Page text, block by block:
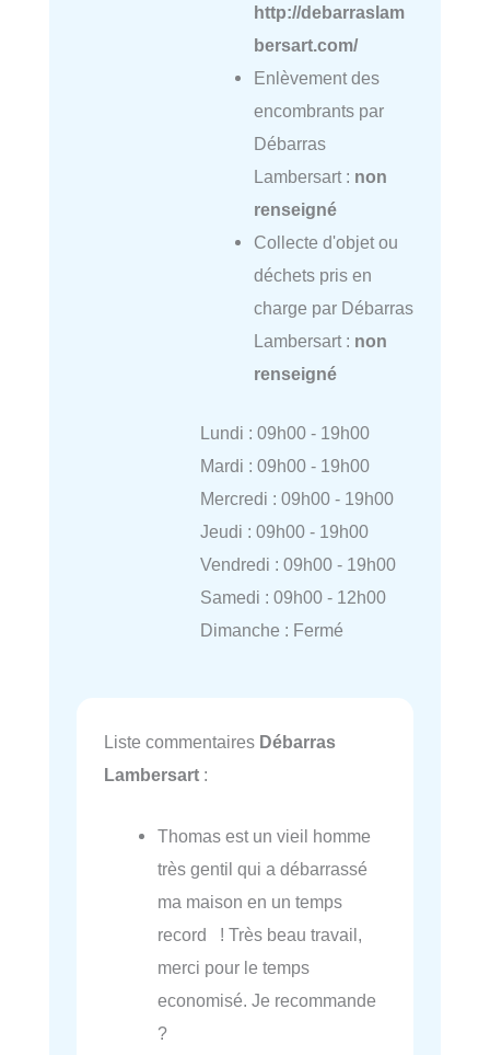
http://debarraslam
bersart.com/
Enlèvement des
encombrants par
Débarras
Lambersart : non
renseigné
Collecte d'objet ou
déchets pris en
charge par Débarras
Lambersart : non
renseigné
Lundi : 09h00 - 19h00
Mardi : 09h00 - 19h00
Mercredi : 09h00 - 19h00
Jeudi : 09h00 - 19h00
Vendredi : 09h00 - 19h00
Samedi : 09h00 - 12h00
Dimanche : Fermé
Liste commentaires Débarras
Lambersart :
Thomas est un vieil homme
très gentil qui a débarrassé
ma maison en un temps
record ! Très beau travail,
merci pour le temps
economisé. Je recommande
?